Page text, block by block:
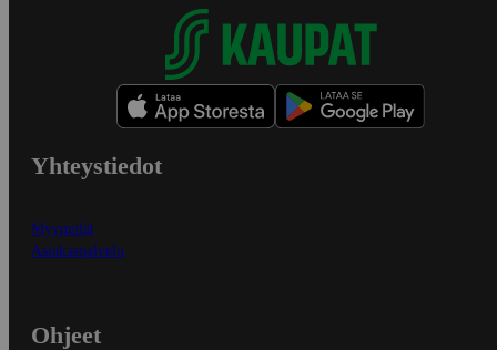
Yhteystiedot
Myymälät
Asiakaspalvelu
Ohjeet